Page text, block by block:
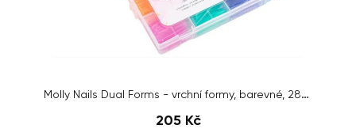
Molly Nails Dual Forms - vrchní formy, barevné, 288ks
205 Kč